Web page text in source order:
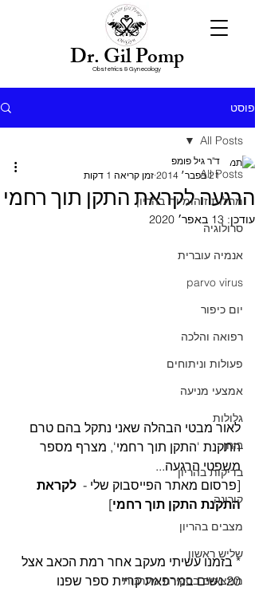
Obstetrics & Gynecology
Dr. Gil Pomp
פוסט
All Posts
מחלות זיהומיות בהריון
סרולוגיה
אנמיה עוברית
parvo virus
יום כיפור
רפואה והלכה
פעולות וניתוחים
אמצעי מניעה
גלולות
בוחן
בדיקות בהריון
קורונה
מצבים בהריון
שליש ראשון
ממצאים בסקירת מערכות
All Posts
הרגעה לקראת התקן תוך רחמי
ד"ר גיל פומפ
21 בפבר׳ 2014
זמן קריאה 1 דקות
עודכן: 13 באפר׳ 2020
לאור מבטי הבהלה שאני נתקל בהם טרם
התקנת 'התקן תוך רחמי', מצרף מספר
משפטי הרגעה...
[פרסום מאתר הפייסבוק שלי - לקראת
התקנת התקן תוך רחמי]
* בזמנו עשיתי מעקב אחר רמת הכאב אצל
20 נשים במרפאת קריית ספר שפנו